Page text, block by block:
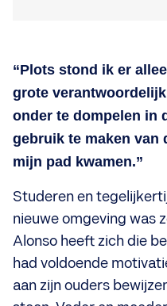
“Plots stond ik er
grote
onder te dompelen in
gebruik te maken van
mijn pad kwamen.”
Studeren en
nieuwe omgeving was
Alonso heeft zich die
had voldoende
aan zijn ouders